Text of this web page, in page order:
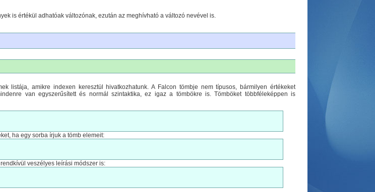
is értékül adhatóak változónak, ezután az meghívható a változó nevével is.
listája, amikre indexen keresztül hivatkozhatunk. A Falcon tömbje nem típusos, bármilyen értékeket
van egyszerűsített és normál szintaktika, ez igaz a tömbökre is. Tömböket többféleképpen is
ha egy sorba írjuk a tömb elemeit:
veszélyes leírási módszer is: